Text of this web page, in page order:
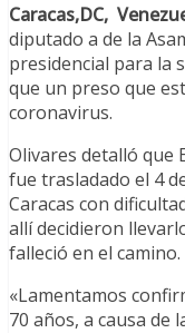
Caracas,DC,
diputado a de la
presidencial para la
que un preso que
coronavirus.
Olivares detalló que
fue trasladado el 4
Caracas con
allí decidieron
falleció en el camino.
«Lamentamos
70 años, a causa de